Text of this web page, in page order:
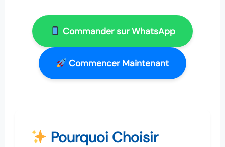
Commander sur WhatsApp
Commencer Maintenant
Pourquoi Choisir